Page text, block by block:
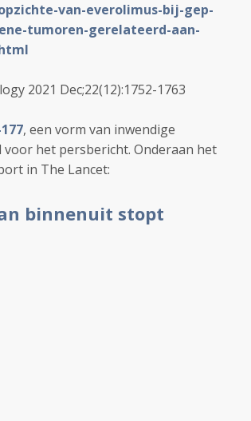
van-everolimus-bij-gep-
tumoren-gerelateerd-aan-
2021 Dec;22(12):1752-1763
, een vorm van inwendige
het persbericht. Onderaan het
in The Lancet:
binnenuit stopt